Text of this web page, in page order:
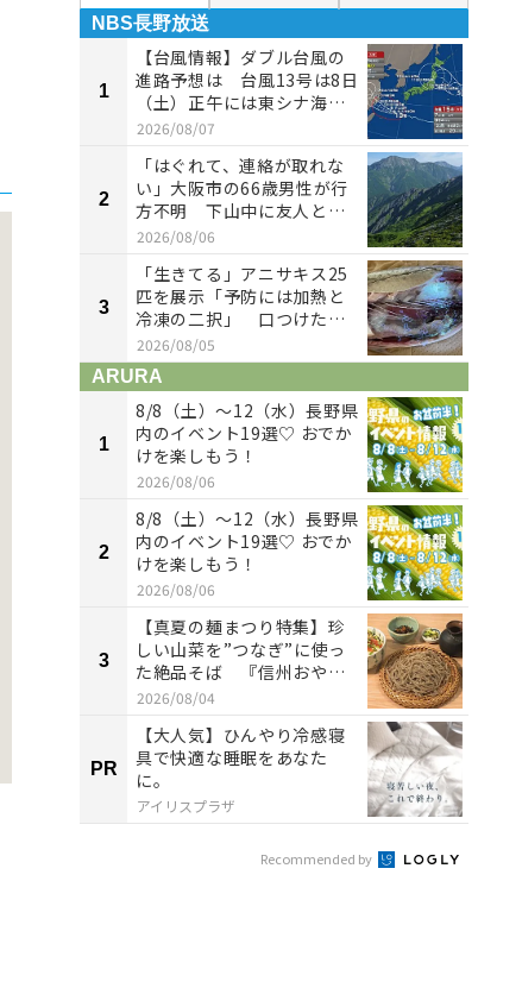
NBS長野放送
1
【台風情報】ダブル台風の
進路予想は 台風13号は8日
（土）正午には東シナ海に
達す...
2026/08/07
2
「はぐれて、連絡が取れな
い」大阪市の66歳男性が行
方不明 下山中に友人とは
ぐれる...
2026/08/06
3
「生きてる」アニサキス25
匹を展示「予防には加熱と
冷凍の二択」 口つけたペ
ットボ...
2026/08/05
ARURA
1
8/8（土）〜12（水）長野県
内のイベント19選♡ おでか
けを楽しもう！
2026/08/06
2
8/8（土）〜12（水）長野県
内のイベント19選♡ おでか
けを楽しもう！
2026/08/06
3
【真夏の麺まつり特集】珍
しい山菜を”つなぎ”に使っ
た絶品そば 『信州おやま
ぼくち...
2026/08/04
PR
【大人気】ひんやり冷感寝
具で快適な睡眠をあなた
に。
アイリスプラザ
Recommended by